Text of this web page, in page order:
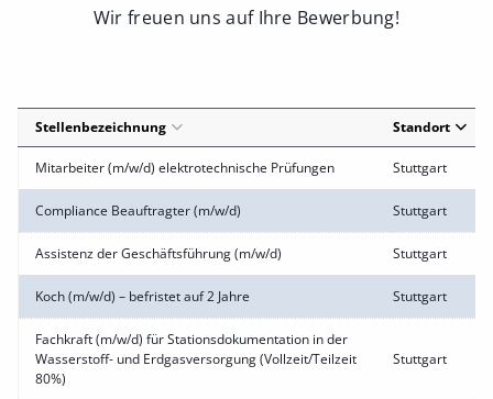
Wir freuen uns auf Ihre Bewerbung!
Stellenbezeichnung Standort
Mitarbeiter (m/w/d) elektrotechnische Prüfungen Stuttgart
Compliance Beauftragter (m/w/d) Stuttgart
Assistenz der Geschäftsführung (m/w/d) Stuttgart
Koch (m/w/d) – befristet auf 2 Jahre Stuttgart
Fachkraft (m/w/d) für Stationsdokumentation in der
Wasserstoff- und Erdgasversorgung (Vollzeit/Teilzeit
80%)
Stuttgart